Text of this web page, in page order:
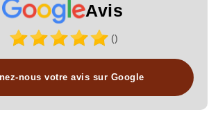
Avis
()
nous votre avis sur Google